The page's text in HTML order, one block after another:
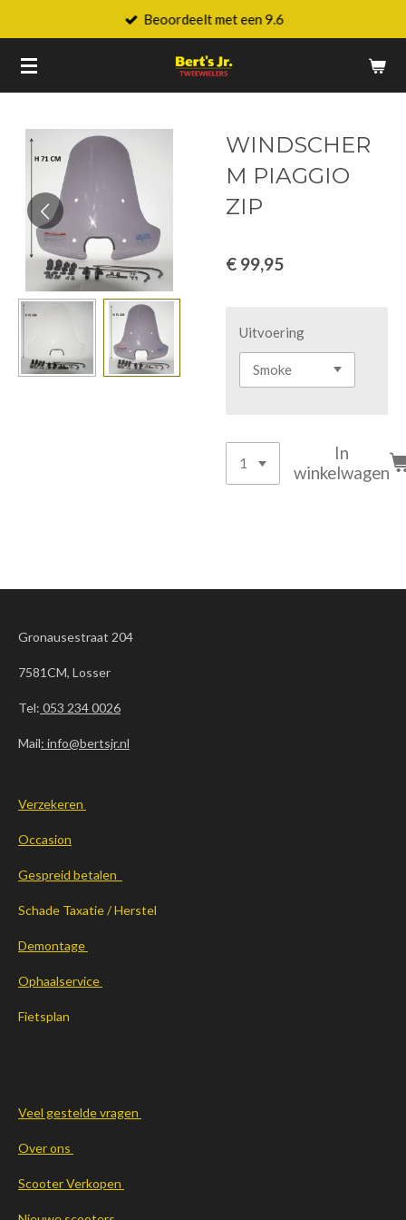
naar
de
Beoordeelt met een 9.6
WINDSCHER
M PIAGGIO
ZIP
€ 99,95
Uitvoering
In
winkelwagen
Gronausestraat 204
7581CM, Losser
Tel: 053 234 0026
Mail: info@bertsjr.nl
Verzekeren
Occasion
Gespreid betalen
Schade Taxatie / Herstel
Demontage
Ophaalservice
Fietsplan
Veel gestelde vragen
Over ons
Scooter Verkopen